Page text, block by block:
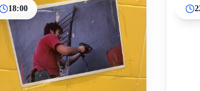
18:00